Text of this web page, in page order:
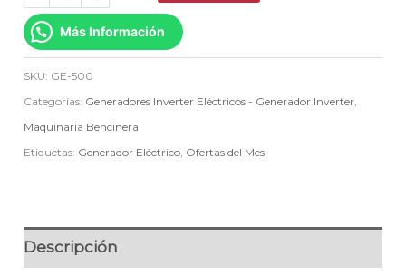
Más Información
SKU: GE-500
Categorías: Generadores Inverter Eléctricos - Generador Inverter
Maquinaria Bencinera
Etiquetas: Generador Eléctrico Ofertas del Mes
Descripción